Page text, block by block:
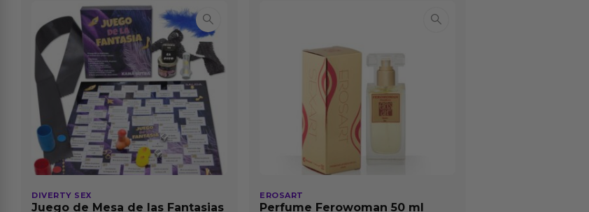
DIVERTY SEX
Juego de Mesa de las Fantasias
EROSART
Perfume Ferowoman 50 ml